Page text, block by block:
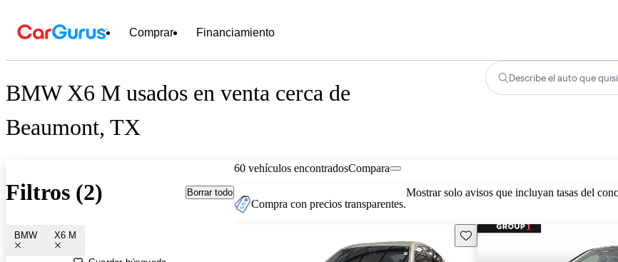
Comprar Financiamiento
BMW X6 M usados en venta cerca de
Beaumont, TX
Describe el auto que
Filtros (2) Borrar todo
BMW X6 M
60 vehículos encontradosCompara
Compra con precios transparentes.
Mostrar solo avisos que incluyan tasas del
Guarda este Aviso